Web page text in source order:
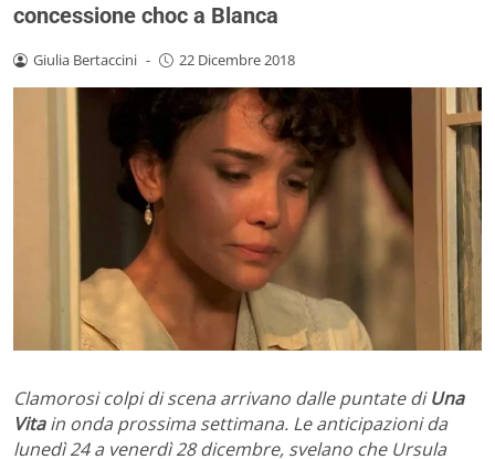
concessione choc a Blanca
Giulia Bertaccini - 22 Dicembre 2018
Clamorosi colpi di scena arrivano dalle puntate diUna
Vitain onda prossima settimana. Le anticipazioni da
lunedì 24 a venerdì 28 dicembre, svelano che Ursula